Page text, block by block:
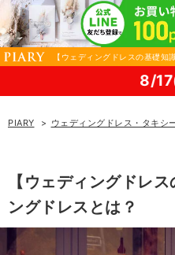
【ウェディングドレスの基礎
ドレス・タキシードならPIARY
8/17(月)まで！
PIARY ウェディングドレス・タキシ
【ウェディングドレ
ングドレスとは？